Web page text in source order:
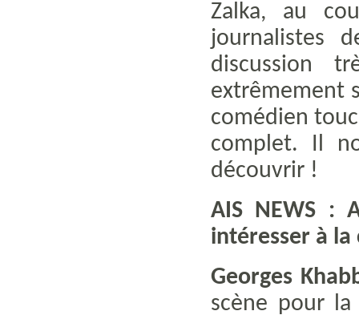
Zalka, au
journalistes
discussion
extrêmement
comédien
complet. Il
découvrir !
AIS NEWS :
intéresser à la
Georges
scène pour